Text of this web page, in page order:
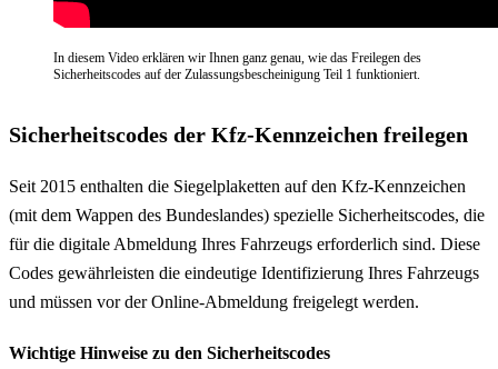
In diesem Video erklären wir Ihnen ganz genau, wie das Freilegen des
Sicherheitscodes auf der Zulassungsbescheinigung Teil 1 funktioniert.
Sicherheitscodes der Kfz-Kennzeichen freilegen
Seit 2015 enthalten die Siegelplaketten auf den Kfz-Kennzeichen
(mit dem Wappen des Bundeslandes) spezielle Sicherheitscodes, die
für die digitale Abmeldung Ihres Fahrzeugs erforderlich sind. Diese
Codes gewährleisten die eindeutige Identifizierung Ihres Fahrzeugs
und müssen vor der Online-Abmeldung freigelegt werden.
Wichtige Hinweise zu den Sicherheitscodes